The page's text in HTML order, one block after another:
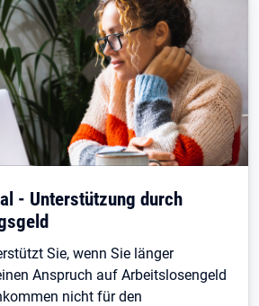
- Unterstützung durch
Sie, wenn Sie länger
Anspruch auf Arbeitslosengeld
nicht für den